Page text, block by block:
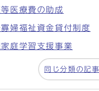
医療費の助成
婦福祉資金貸付制度
庭学習支援事業
同じ分類の記